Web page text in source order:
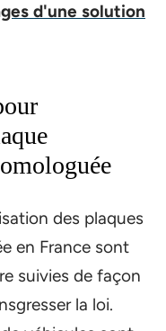
d'une solution
des plaques
en France sont
suivies de façon
la loi.